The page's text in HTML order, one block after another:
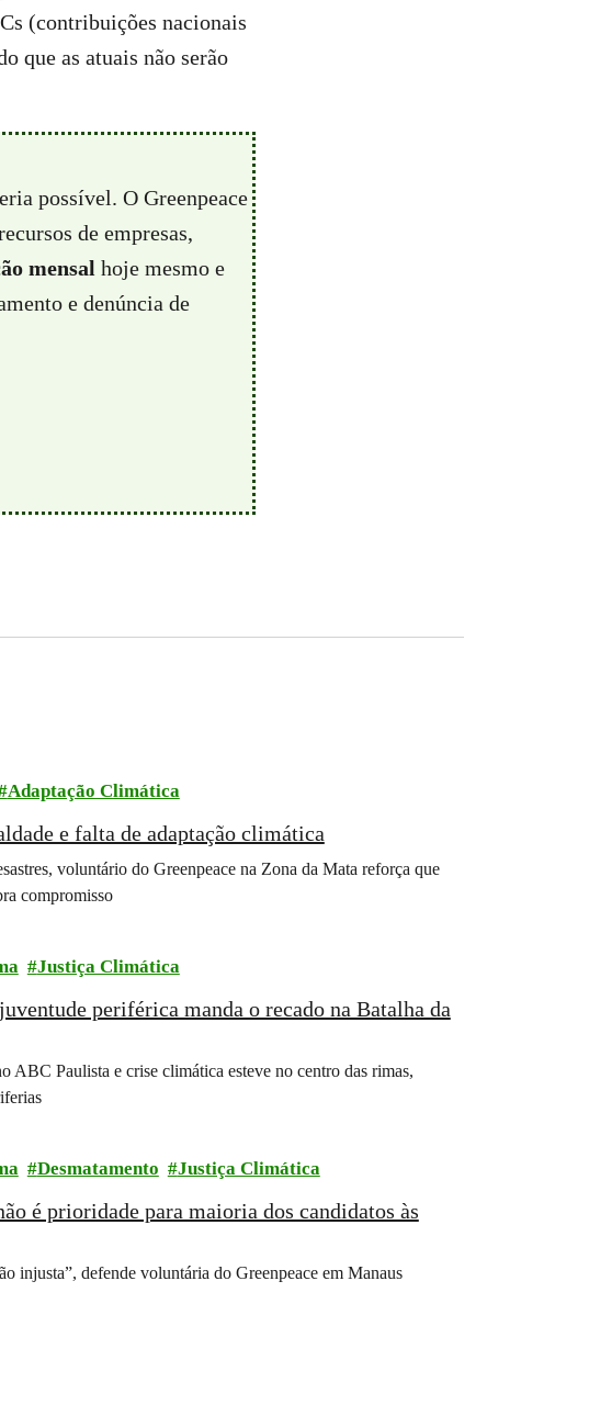
(contribuições nacionais
que as atuais não serão
possível. O Greenpeace
de empresas,
mensal hoje mesmo e
e denúncia de
Adaptação Climática
e falta de adaptação climática
voluntário do Greenpeace na Zona da Mata reforça que
compromisso
Justiça Climática
periférica manda o recado na Batalha da
Paulista e crise climática esteve no centro das rimas,
Desmatamento Justiça Climática
é prioridade para maioria dos candidatos às
injusta”, defende voluntária do Greenpeace em Manaus